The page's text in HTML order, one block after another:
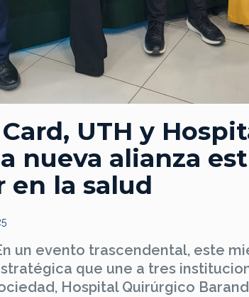
UTH y
nueva alianza
en la salud
un evento trascendental, este
que une a tres
Hospital Quirúrgico